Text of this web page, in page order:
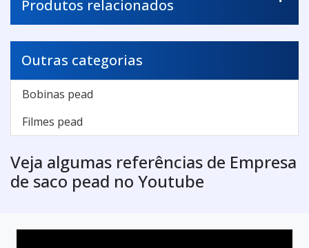
Produtos relacionados
Outras categorias
Bobinas pead
Filmes pead
Veja algumas referências de Empresa
de saco pead no Youtube